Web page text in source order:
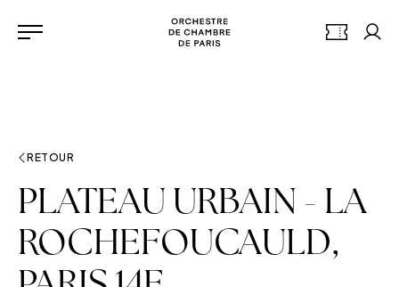
Orchestre de chambre
Menu
RETOUR
PLATEAU URBAIN - LA
ROCHEFOUCAULD,